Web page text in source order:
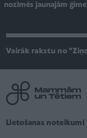
nozīmēs jaunajām
Vairāk rakstu no
Lietošanas noteikumi